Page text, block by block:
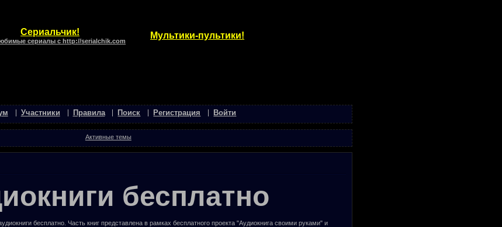
Сериальчик!
сериалы с http://serialchik.com
Мультики-пультики!
Участники Правила Поиск Регистрация Войти
Активные темы
бесплатно
бесплатно. Часть книг представлена в рамках бесплатного проекта "Аудиокнига своими руками" и